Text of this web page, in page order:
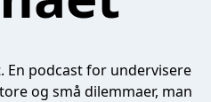
En podcast for undervisere
og små dilemmaer, man